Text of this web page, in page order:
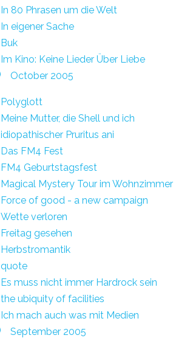
In 80 Phrasen um die Welt
In eigener Sache
Buk
Im Kino: Keine Lieder Über Liebe
October 2005
Polyglott
Meine Mutter, die Shell und ich
idiopathischer Pruritus ani
Das FM4 Fest
FM4 Geburtstagsfest
Magical Mystery Tour im Wohnzimmer
Force of good - a new campaign
Wette verloren
Freitag gesehen
Herbstromantik
quote
Es muss nicht immer Hardrock sein
the ubiquity of facilities
Ich mach auch was mit Medien
September 2005